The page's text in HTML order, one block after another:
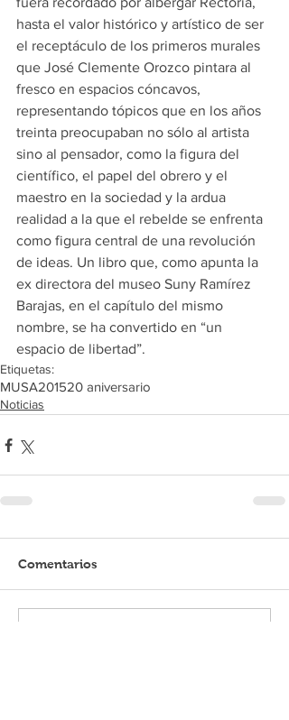
hasta el valor histórico y artístico de ser
el receptáculo de los primeros murales
que José Clemente Orozco pintara al
fresco en espacios cóncavos,
representando tópicos que en los años
treinta preocupaban no sólo al artista
sino al pensador, como la figura del
científico, el papel del obrero y el
maestro en la sociedad y la ardua
realidad a la que el rebelde se enfrenta
como figura central de una revolución
de ideas. Un libro que, como apunta la
ex directora del museo Suny Ramírez
Barajas, en el capítulo del mismo
nombre, se ha convertido en “un
espacio de libertad”.
Etiquetas:
MUSA201520 aniversario
Noticias
Comentarios